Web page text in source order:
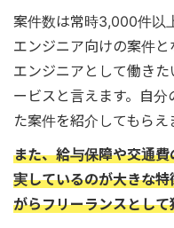
案件数は常時3,000件以
エンジニア向けの案件
エンジニアとして働き
ービスと言えます。自
た案件を紹介してもらえ
また、給与保障や交通
実しているのが大きな
がらフリーランスとし